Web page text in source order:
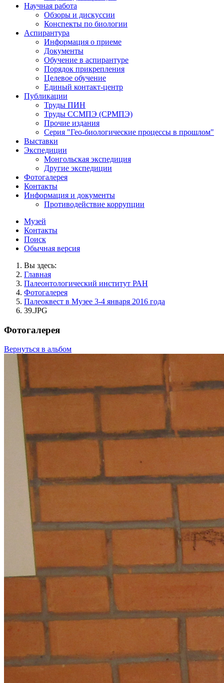
Научная работа
Обзоры и дискуссии
Конспекты по биологии
Аспирантура
Информация о приеме
Документы
Обучение в аспирантуре
Порядок прикрепления
Целевое обучение
Единый контакт-центр
Публикации
Труды ПИН
Труды ССМПЭ (СРМПЭ)
Прочие издания
Серия "Гео-биологические процессы в прошлом"
Выставки
Экспедиции
Монгольская экспедиция
Другие экспедиции
Фотогалерея
Контакты
Информация и документы
Противодействие коррупции
Музей
Контакты
Поиск
Обычная версия
Вы здесь:
Главная
Палеонтологический институт РАН
Фотогалерея
Палеоквест в Музее 3-4 января 2016 года
39.JPG
Фотогалерея
Вернуться в альбом